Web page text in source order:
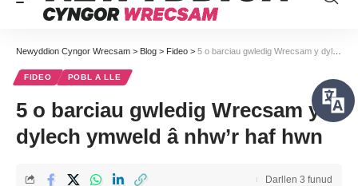
Newyddion Cyngor Wrecsam > Blog > Fideo > 5 o barciau gwledig Wrecsam y dylech ymweld â nhw’r haf hwn
FIDEO POBL A LLE
5 o barciau gwledig Wrecsam y
dylech ymweld â nhw’r haf hwn
Darllen 3 funud